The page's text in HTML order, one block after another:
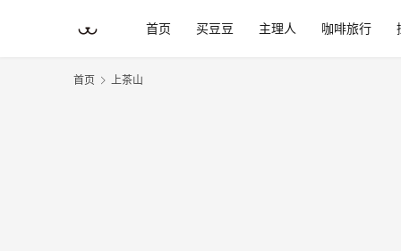
首页 买豆豆 主理人 咖啡旅行
首页 上茶山